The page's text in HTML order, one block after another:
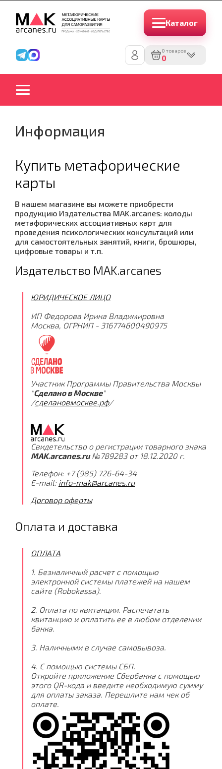
Каталог
0 товаров
0
Информация
Купить метафорические
карты
В нашем магазине вы можете приобрести
продукцию Издательства MAK.arcanes: колоды
метафорических ассоциативных карт для
проведения психологических консультаций или
для самостоятельных занятий, книги, брошюры,
цифровые товары и т.п.
Издательство MAK.arcanes
ЮРИДИЧЕСКОЕ ЛИЦО
ИП Федорова Ирина Владимировна
Москва, ОГРНИП - 316774600490975
Участник Программы Правительства Москвы
"Сделано в Москве"
/сделановмоскве.рф/
Свидетельство о регистрации товарного знака
MAK.arcanes.ru№789283 от 18.12.2020 г.
Телефон: +7 (985) 726-64-34
E-mail: info-mak@arcanes.ru
Договор оферты
Оплата и доставка
ОПЛАТА
1. Безналичный расчет с помощью
электронной системы платежей на нашем
сайте (Robokassa).
2. Оплата по квитанции. Распечатать
квитанцию и оплатить ее в любом отделении
банка.
3. Наличными в случае самовывоза.
4. С помощью системы СБП.
Откройте приложение Сбербанка с помощью
этого QR-кода и введите необходимую сумму
для оплаты заказа. Перешлите нам чек об
оплате.